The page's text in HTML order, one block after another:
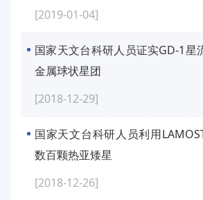
[2019-01-04]
国家天文台科研人员证实GD-1星
金属球状星团
[2018-12-29]
国家天文台科研人员利用
数百颗热亚矮星
[2018-12-26]